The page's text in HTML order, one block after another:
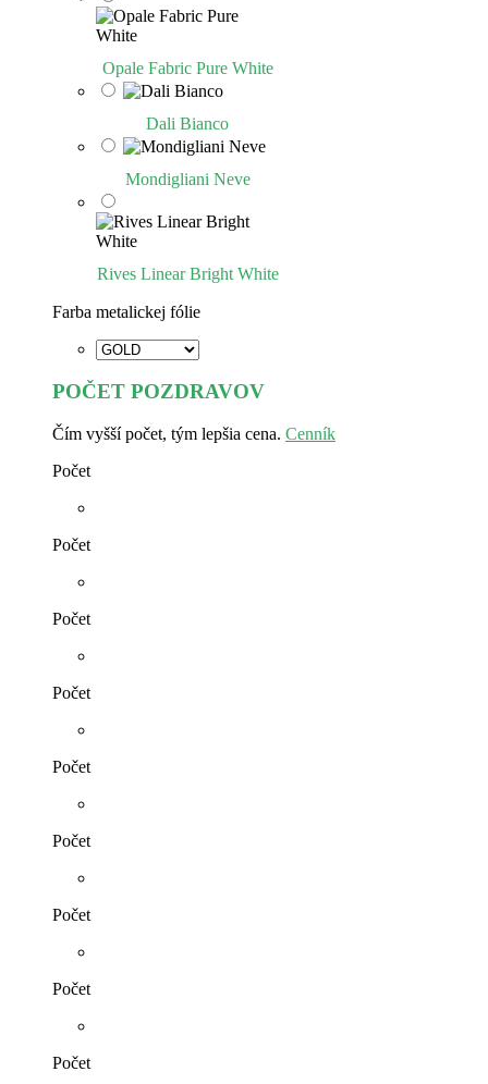
Opale Fabric Pure White
Dali Bianco
Mondigliani Neve
Rives Linear Bright White
Farba metalickej fólie
POČET POZDRAVOV
Čím vyšší počet, tým lepšia cena. Cenník
Počet
Počet
Počet
Počet
Počet
Počet
Počet
Počet
Počet